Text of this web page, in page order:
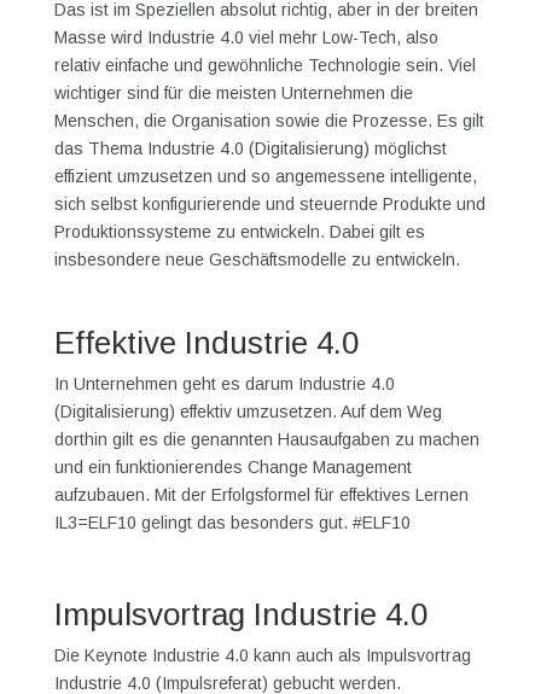
Das ist im Speziellen absolut richtig, aber in der breiten
Masse wird Industrie 4.0 viel mehr Low-Tech, also
relativ einfache und gewöhnliche Technologie sein. Viel
wichtiger sind für die meisten Unternehmen die
Menschen, die Organisation sowie die Prozesse. Es gilt
das Thema Industrie 4.0 (Digitalisierung) möglichst
effizient umzusetzen und so angemessene intelligente,
sich selbst konfigurierende und steuernde Produkte und
Produktionssysteme zu entwickeln. Dabei gilt es
insbesondere neue Geschäftsmodelle zu entwickeln.
Effektive Industrie 4.0
In Unternehmen geht es darum Industrie 4.0
(Digitalisierung) effektiv umzusetzen. Auf dem Weg
dorthin gilt es die genannten Hausaufgaben zu machen
und ein funktionierendes Change Management
aufzubauen. Mit der Erfolgsformel für effektives Lernen
IL3=ELF10 gelingt das besonders gut. #ELF10
Impulsvortrag Industrie 4.0
Die Keynote Industrie 4.0 kann auch als Impulsvortrag
Industrie 4.0 (Impulsreferat) gebucht werden.